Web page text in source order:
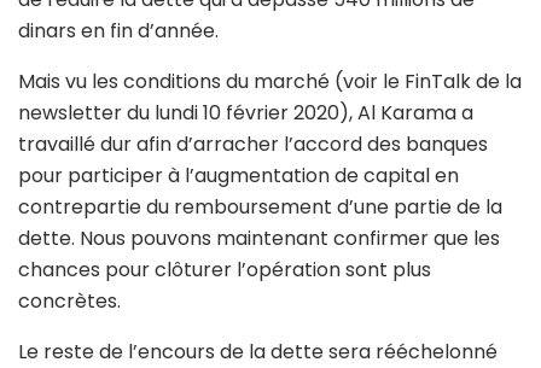
Mais vu les conditions du marché (voir le FinTalk de la
travaillé dur afin d’arracher l’accord des banques
pour participer à l’augmentation de capital en
contrepartie du remboursement d’une partie de la
dette. Nous pouvons maintenant confirmer que les
chances pour clôturer l’opération sont plus
concrètes.
Le reste de l’encours de la dette sera rééchelonné
d’intérêt à la baisse. Selon les termes du